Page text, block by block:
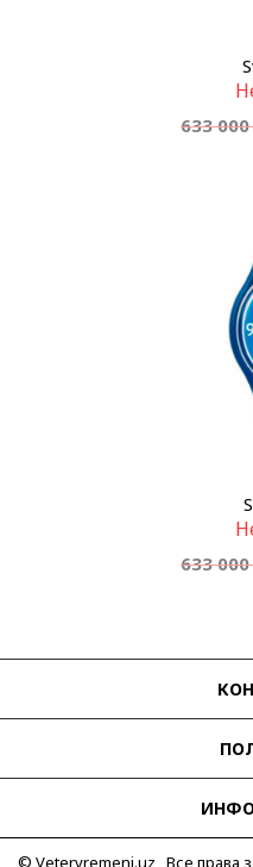
633 000
633 000
© Vetervremeni.uz Все права